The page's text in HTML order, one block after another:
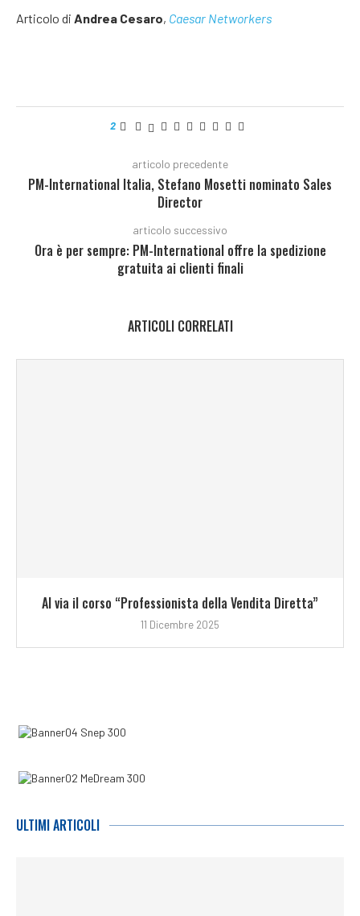
Articolo di Andrea Cesaro, Caesar Networkers
2
articolo precedente
PM-International Italia, Stefano Mosetti nominato Sales
Director
articolo successivo
Ora è per sempre: PM-International offre la spedizione
gratuita ai clienti finali
ARTICOLI CORRELATI
Al via il corso “Professionista della Vendita Diretta”
11 Dicembre 2025
ULTIMI ARTICOLI